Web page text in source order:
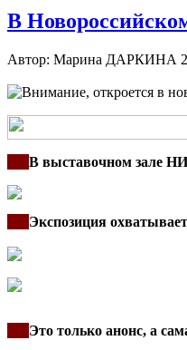
В
Автор: Марина ДАРКИНА
В выставочном зале
Экспозиция
Это только анонс, а